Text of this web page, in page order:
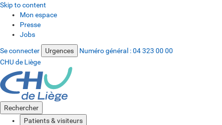
Skip to content
Mon espace
Presse
Jobs
Se connecter Urgences Numéro général :04 323 00 00
CHU de Liège
Rechercher
Patients & visiteurs